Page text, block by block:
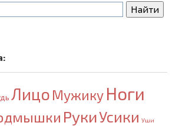
Лицо Мужику Ноги
РукиУсики Уши